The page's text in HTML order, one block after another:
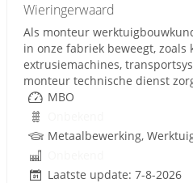
Wieringerwaard
Als monteur
in onze fabriek beweegt, zoals
extrusiemachines,
monteur technische dienst
MBO
Laatste update: 7-8-2026